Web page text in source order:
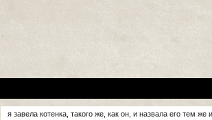
я завела котенка, такого же, как он, и назвала его тем